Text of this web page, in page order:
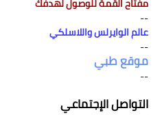
مفتاح القمة للوصول لهدفك
--
عالم الوايرلس واللاسلكي
--
موقع طبي
--
التواصل الإجتماعي